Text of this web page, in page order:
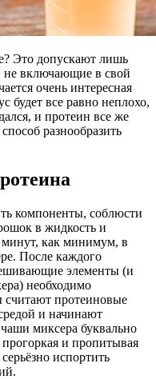
Это допускают лишь
не включающие в свой
очень интересная
будет все равно неплохо,
и протеин все же
разнообразить
компоненты, соблюсти
в жидкость и
как минимум, в
После каждого
элементы (и
необходимо
протеиновые
и начинают
миксера буквально
и пропитывая
испортить